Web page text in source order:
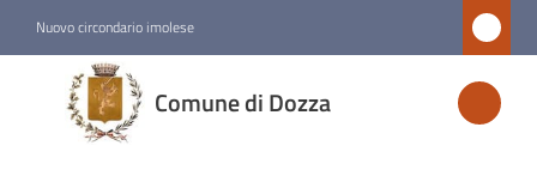
Nuovo circondario imolese
Comune di Dozza
Comune
di
Dozza